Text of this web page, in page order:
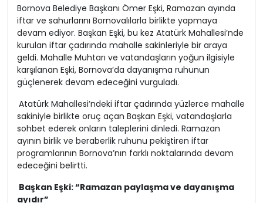
Bornova Belediye Başkanı Ömer Eşki, Ramazan ayında
iftar ve sahurlarını Bornovalılarla birlikte yapmaya
devam ediyor. Başkan Eşki, bu kez Atatürk Mahallesi’nde
kurulan iftar çadırında mahalle sakinleriyle bir araya
geldi. Mahalle Muhtarı ve vatandaşların yoğun ilgisiyle
karşılanan Eşki, Bornova’da dayanışma ruhunun
güçlenerek devam edeceğini vurguladı.
Atatürk Mahallesi’ndeki iftar çadırında yüzlerce mahalle
sakiniyle birlikte oruç açan Başkan Eşki, vatandaşlarla
sohbet ederek onların taleplerini dinledi. Ramazan
ayının birlik ve beraberlik ruhunu pekiştiren iftar
programlarının Bornova’nın farklı noktalarında devam
edeceğini belirtti.
Başkan Eşki: “Ramazan paylaşma ve dayanışma
ayıdır”